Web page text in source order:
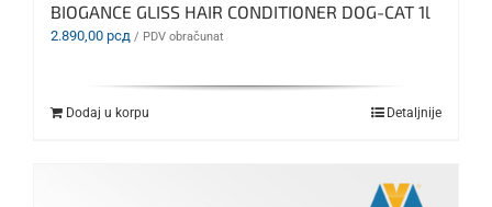
BIOGANCE GLISS HAIR CONDITIONER DOG-CAT 1l
2.890,00 рсд / PDV obračunat
Dodaj u korpu Detaljnije